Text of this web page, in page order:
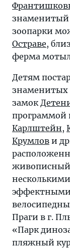
знаменитый
зоопарки
Остраве,
ферма
Детям
знаменитых
замок
программой
Карлштейн,
Крумлов и
живописный
Праги в г.
«Парк
пляжный